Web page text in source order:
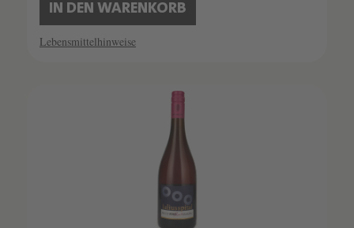
IN DEN WARENKORB
Lebensmittelhinweise